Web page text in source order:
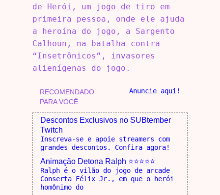
de Herói, um jogo de tiro em
primeira pessoa, onde ele ajuda
a heroína do jogo, a Sargento
Calhoun, na batalha contra
“Insetrônicos”, invasores
alienígenas do jogo.
RECOMENDADO
PARA VOCÊ
Anuncie aqui!
Descontos Exclusivos no SUBtember
Twitch
Inscreva-se e apoie streamers com
grandes descontos. Confira agora!
Animação Detona Ralph ⭐⭐⭐⭐⭐
Ralph é o vilão do jogo de arcade
Conserta Félix Jr., em que o herói
homônimo do